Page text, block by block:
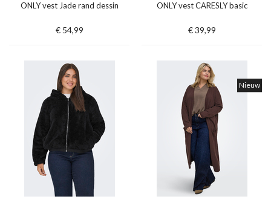
ONLY vest Jade rand dessin
€ 54,99
ONLY vest CARESLY basic
€ 39,99
Nieuw